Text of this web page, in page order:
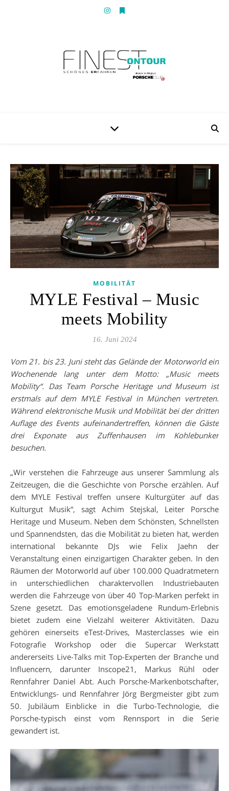
MOBILITÄT
MYLE Festival – Music
meets Mobility
16. Juni 2024
Vom 21. bis 23. Juni steht das Gelände der Motorworld ein
Wochenende lang unter dem Motto: „Music meets
Mobility“. Das Team Porsche Heritage und Museum ist
erstmals auf dem MYLE Festival in München vertreten.
Während elektronische Musik und Mobilität bei der dritten
Auflage des Events aufeinandertreffen, können die Gäste
drei Exponate aus Zuffenhausen im Kohlebunker
besuchen.
„Wir verstehen die Fahrzeuge aus unserer Sammlung als
Zeitzeugen, die die Geschichte von Porsche erzählen. Auf
dem MYLE Festival treffen unsere Kulturgüter auf das
Kulturgut Musik“, sagt Achim Stejskal, Leiter Porsche
Heritage und Museum. Neben dem Schönsten, Schnellsten
und Spannendsten, das die Mobilität zu bieten hat, werden
international bekannte DJs wie Felix Jaehn der
Veranstaltung einen einzigartigen Charakter geben. In den
Räumen der Motorworld auf über 100.000 Quadratmetern
in unterschiedlichen charaktervollen Industriebauten
werden die Fahrzeuge von über 40 Top-Marken perfekt in
Szene gesetzt. Das emotionsgeladene Rundum-Erlebnis
bietet zudem eine Vielzahl weiterer Aktivitäten. Dazu
gehören einerseits eTest-Drives, Masterclasses wie ein
Fotografie Workshop oder die Supercar Werkstatt
andererseits Live-Talks mit Top-Experten der Branche und
Influencern, darunter Inscope21, Markus Rühl oder
Rennfahrer Daniel Abt. Auch Porsche-Markenbotschafter,
Entwicklungs- und Rennfahrer Jörg Bergmeister gibt zum
50. Jubiläum Einblicke in die Turbo-Technologie, die
Porsche-typisch einst vom Rennsport in die Serie
gewandert ist.